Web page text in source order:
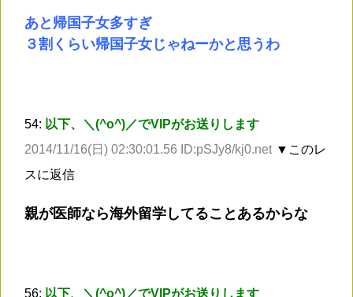
あと帰国子女多すぎ
３割くらい帰国子女じゃねーかと思うわ
54: 以下、＼(^o^)／でVIPがお送りします
2014/11/16(日) 02:30:01.56 ID:pSJy8/kj0.net ▼このレ
スに返信
親が医師なら海外留学してることあるからな
56: 以下、＼(^o^)／でVIPがお送りします